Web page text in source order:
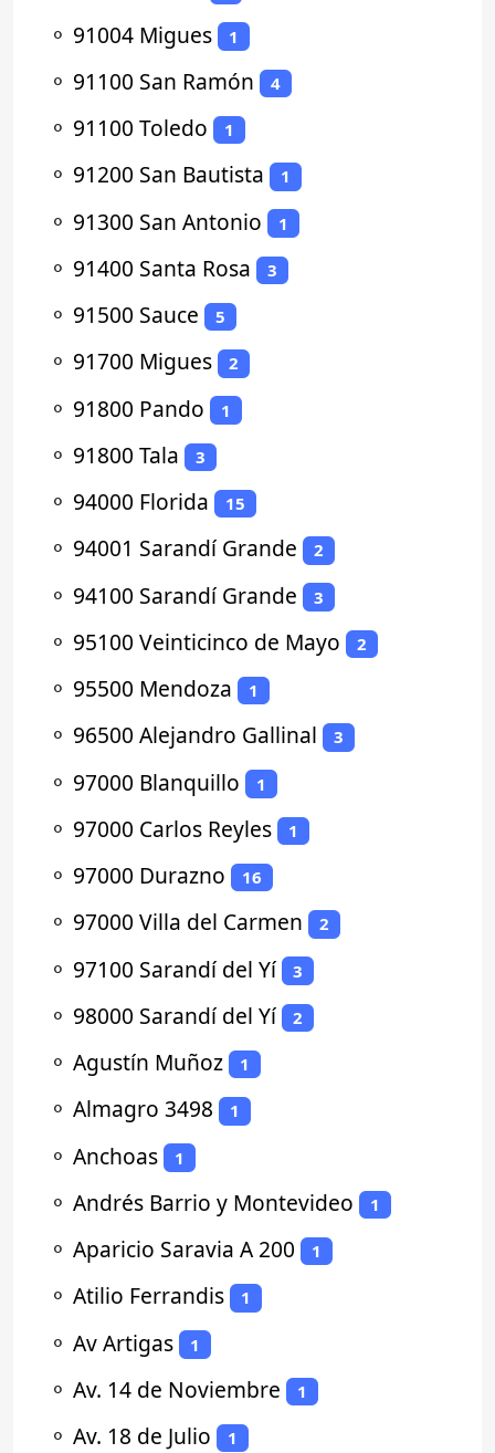
⚬ 91004 Migues 1
⚬ 91100 San Ramón 4
⚬ 91100 Toledo 1
⚬ 91200 San Bautista 1
⚬ 91300 San Antonio 1
⚬ 91400 Santa Rosa 3
⚬ 91500 Sauce 5
⚬ 91700 Migues 2
⚬ 91800 Pando 1
⚬ 91800 Tala 3
⚬ 94000 Florida 15
⚬ 94001 Sarandí Grande 2
⚬ 94100 Sarandí Grande 3
⚬ 95100 Veinticinco de Mayo 2
⚬ 95500 Mendoza 1
⚬ 96500 Alejandro Gallinal 3
⚬ 97000 Blanquillo 1
⚬ 97000 Carlos Reyles 1
⚬ 97000 Durazno 16
⚬ 97000 Villa del Carmen 2
⚬ 97100 Sarandí del Yí 3
⚬ 98000 Sarandí del Yí 2
⚬ Agustín Muñoz 1
⚬ Almagro 3498 1
⚬ Anchoas 1
⚬ Andrés Barrio y Montevideo 1
⚬ Aparicio Saravia A 200 1
⚬ Atilio Ferrandis 1
⚬ Av Artigas 1
⚬ Av. 14 de Noviembre 1
⚬ Av. 18 de Julio 1